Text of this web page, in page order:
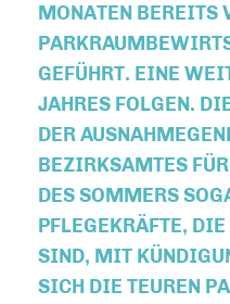
MONATEN BEREITS
GEFÜHRT. EINE
JAHRES FOLGEN.
DER
BEZIRKSAMTES
DES SOMMERS
PFLEGEKRÄFTE,
SIND, MIT
SICH DIE TEUREN